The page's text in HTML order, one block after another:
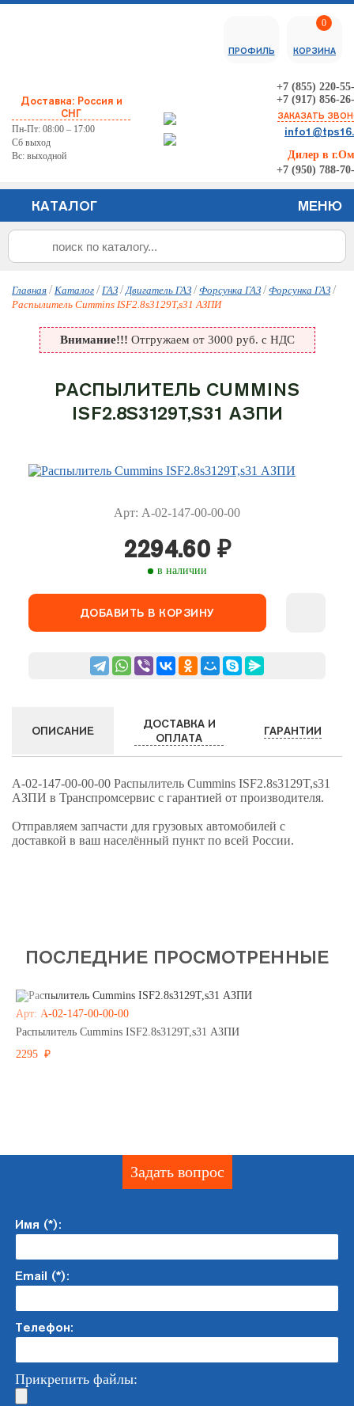
Доставка: Россия и
СНГ
Пн-Пт: 08:00 – 17:00
Сб выход
Вс: выходной
+7 (855) 220-
+7 (917) 856-
ЗАКАЗАТЬ
Дилер в
+7 (950) 788-
ПРОФИЛЬ
0
КОРЗИНА
КАТАЛОГ МЕНЮ
Главная / Каталог / ГАЗ / Двигатель ГАЗ / Форсунка ГАЗ / Форсунка ГАЗ /
Распылитель Cummins ISF2.8s3129T,s31 АЗПИ
Внимание!!! Отгружаем от 3000 руб. с НДС
РАСПЫЛИТЕЛЬ CUMMINS
ISF2.8S3129T,S31 АЗПИ
Арт: А-02-147-00-00-00
2294.60 ₽
в наличии
ДОБАВИТЬ В КОРЗИНУ
ОПИСАНИЕ
ДОСТАВКА И
ОПЛАТА
ГАРАНТИИ
А-02-147-00-00-00 Распылитель Cummins ISF2.8s3129T,s31
АЗПИ в Транспромсервис с гарантией от производителя.
Отправляем запчасти для грузовых автомобилей с
доставкой в ваш населённый пункт по всей России.
ПОСЛЕДНИЕ ПРОСМОТРЕННЫЕ
Арт: А-02-147-00-00-00
Распылитель Cummins ISF2.8s3129T,s31 АЗПИ
2295 ₽
Задать вопрос
Имя (*):
Email (*):
Телефон:
Прикрепить файлы: